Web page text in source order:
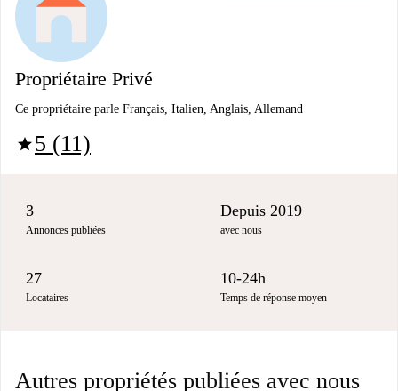
Propriétaire Privé
Ce propriétaire parle Français, Italien, Anglais, Allemand
star5 (11)
3
Annonces publiées
Depuis 2019
avec nous
27
Locataires
10-24h
Temps de réponse moyen
Autres propriétés publiées avec nous